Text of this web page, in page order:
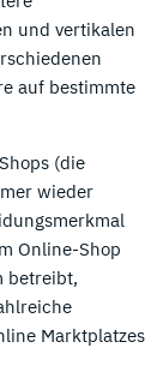
und vertikalen
auf bestimmte
(die
wieder
Online-Shop
betreibt,
Marktplatzes